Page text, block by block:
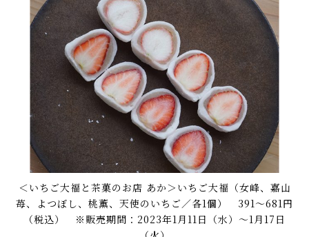
＜いちご大福と茶菓のお店 あか＞いちご大福（女峰、嘉山
苺、よつぼし、桃薫、天使のいちご／各1個） 391～681円
（税込） ※販売期間：2023年1月11日（水）〜1月17日